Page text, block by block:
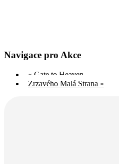
Navigace pro Akce
« Gate to Heaven
Zrzavého Malá Strana »